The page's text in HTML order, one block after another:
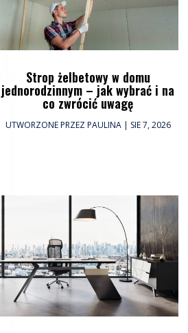
Strop żelbetowy w domu
jednorodzinnym – jak wybrać i na
co zwrócić uwagę
UTWORZONE PRZEZPAULINA| SIE 7, 2026